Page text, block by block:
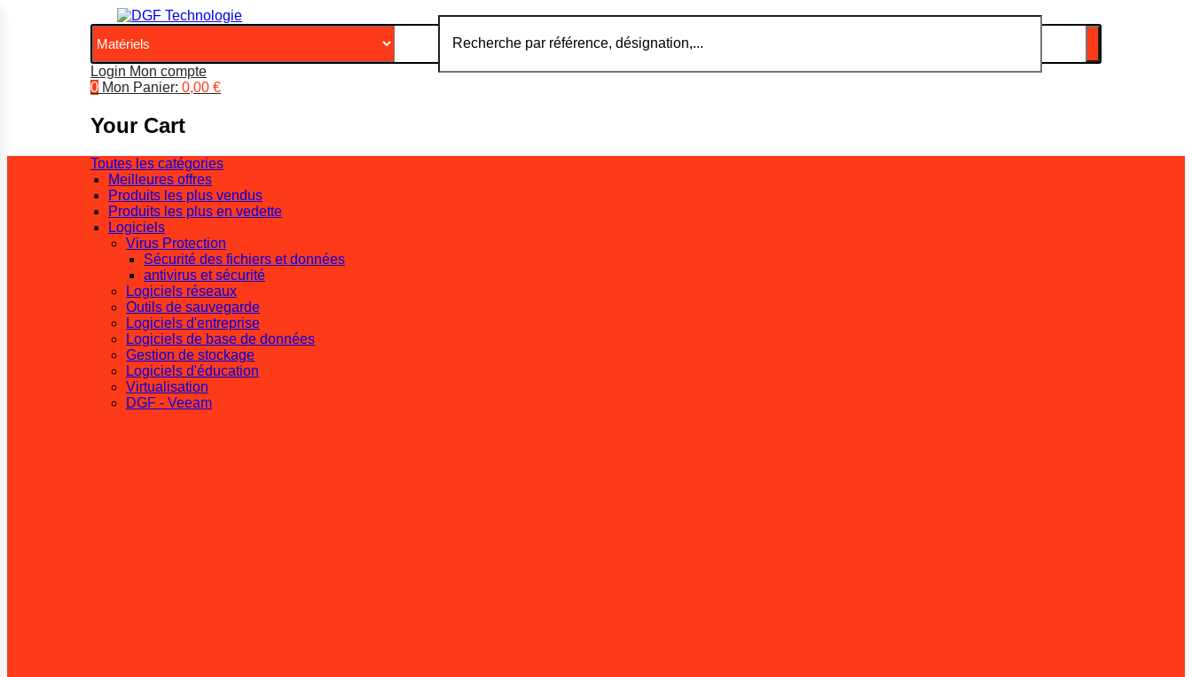
Login Mon compte
0 Mon Panier: 0,00 €
Your Cart
Toutes les catégories
Meilleures offres
Produits les plus vendus
Produits les plus en vedette
Logiciels
Virus Protection
Sécurité des fichiers et données
antivirus et sécurité
Logiciels réseaux
Outils de sauvegarde
Logiciels d'entreprise
Logiciels de base de données
Gestion de stockage
Logiciels d'éducation
Virtualisation
DGF - Veeam